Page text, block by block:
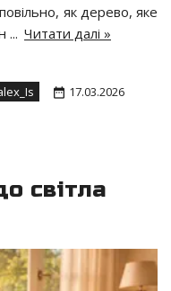
як дерево, яке
... Читати далі »
17.03.2026
світла